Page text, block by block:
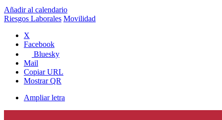
Añadir al calendario
Riesgos Laborales Movilidad
X
Facebook
Bluesky
Mail
Copiar URL
Mostrar QR
Ampliar letra